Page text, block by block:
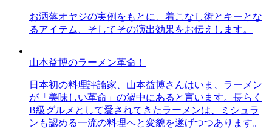
お洒落オヤジの実例をもとに、着こなし術とキーとな
るアイテム、そしてその演出効果をお伝えします。
山本益博のラーメン革命！
日本初の料理評論家、山本益博さんはいま、ラーメン
が「美味しい革命」の渦中にあると言います。長らく
B級グルメとして愛されてきたラーメンは、ミシュラ
ンも認める一流の料理へと変貌を遂げつつあります。